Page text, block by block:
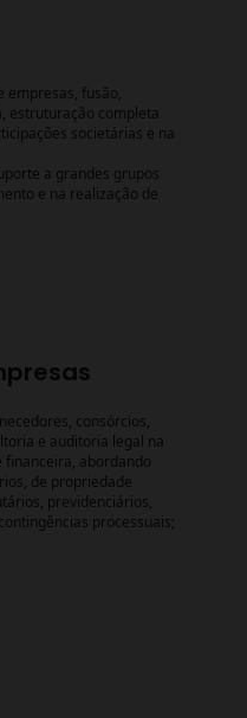
empresas, fusão,
estruturação completa
societárias e na
a grandes grupos
e na realização de
consórcios,
e auditoria legal na
abordando
de propriedade
previdenciários,
processuais;